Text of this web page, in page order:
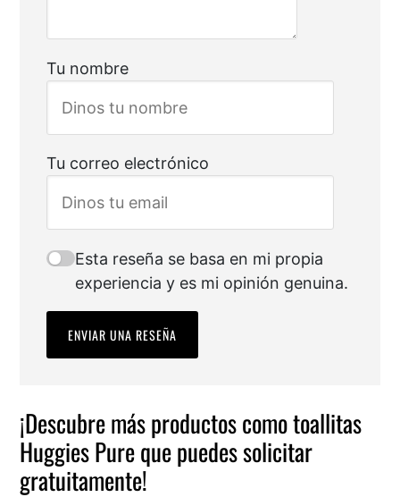
Tu nombre
Tu correo electrónico
Esta reseña se basa en mi propia
experiencia y es mi opinión genuina.
ENVIAR UNA RESEÑA
¡Descubre más productos como toallitas
Huggies Pure que puedes solicitar
gratuitamente!